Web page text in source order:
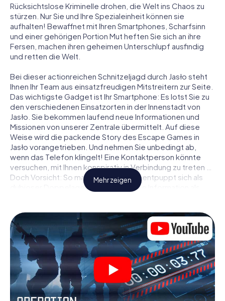
Rücksichtslose Kriminelle drohen, die Welt ins Chaos zu
stürzen. Nur Sie und Ihre Spezialeinheit können sie
aufhalten! Bewaffnet mit Ihren Smartphones, Scharfsinn
und einer gehörigen Portion Mut heften Sie sich an ihre
Fersen, machen ihren geheimen Unterschlupf ausfindig
und retten die Welt.
Bei dieser actionreichen Schnitzeljagd durch Jasło steht
Ihnen Ihr Team aus einsatzfreudigen Mitstreitern zur Seite.
Das wichtigste Gadget ist Ihr Smartphone: Es lotst Sie zu
den verschiedenen Einsatzorten in der Innenstadt von
Jasło. Sie bekommen laufend neue Informationen und
Missionen von unserer Zentrale übermittelt. Auf diese
Weise wird die packende Story des Escape Games in
Jasło vorangetrieben. Und nehmen Sie unbedingt ab,
wenn das Telefon klingelt! Eine Kontaktperson könnte
versuchen, mit Ihnen konspirativ in Verbindung zu treten …
Doch Vorsicht: So mancher Informant entpuppt sich als
dubioser Doppelagent und so manche Information als
Sie niemandem!
Anders als in einem klassischen Escape Room in Jasło sind
Sie also nicht in ein Zimmer eingesperrt, aus dem Sie sich
in einem vorgegebenen Zeitfenster befreien müssen.
Diese Smartphone Schnitzeljagd erklärt ganz Jasło zu
Ihrem persönlichen Spielfeld! Die technische
Voraussetzung für Ihr Agentenabenteuer in Jasło: Ein
Smartphone mit Zugang ins mobile Internet. Per Klick
Mehr zeigen